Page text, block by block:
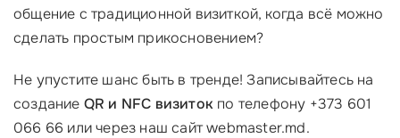
общение с традиционной визиткой, когда всё можно
сделать простым прикосновением?
Не упустите шанс быть в тренде! Записывайтесь на
создание QR и NFC визиток по телефону +373 601
066 66 или через наш сайт webmaster.md.